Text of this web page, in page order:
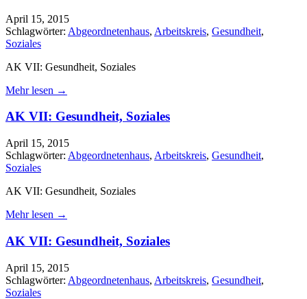
April 15, 2015
Schlagwörter: Abgeordnetenhaus, Arbeitskreis, Gesundheit,
Soziales
AK VII: Gesundheit, Soziales
Mehr lesen →
AK VII: Gesundheit, Soziales
April 15, 2015
Schlagwörter: Abgeordnetenhaus, Arbeitskreis, Gesundheit,
Soziales
AK VII: Gesundheit, Soziales
Mehr lesen →
AK VII: Gesundheit, Soziales
April 15, 2015
Schlagwörter: Abgeordnetenhaus, Arbeitskreis, Gesundheit,
Soziales